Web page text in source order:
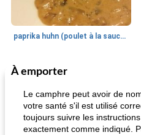
paprika huhn (poulet à la sauce paprika).
Petit déjeuner et brunch
À emporter
Le camphre peut avoir de
votre santé s'il est utilisé
toujours suivre les
exactement comme indiqué.